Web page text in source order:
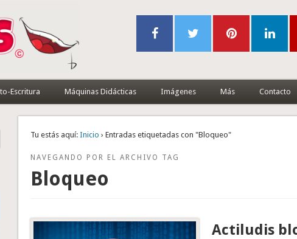
Escritura Máquinas Didácticas Imágenes Más Contacto
Tu estás aquí: Inicio › Entradas etiquetadas con "Bloqueo"
NAVEGANDO POR EL ARCHIVO TAG
Bloqueo
Actiludis